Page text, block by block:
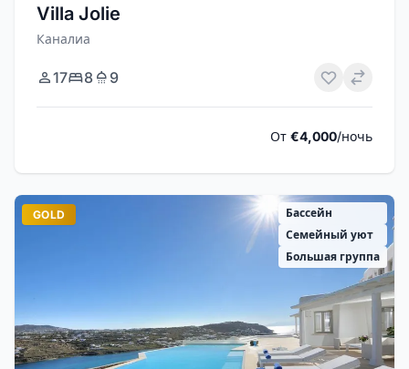
Villa Jolie
Каналиа
17 8 9
От €4,000/ночь
GOLD
Бассейн
Семейный уют
Большая группа